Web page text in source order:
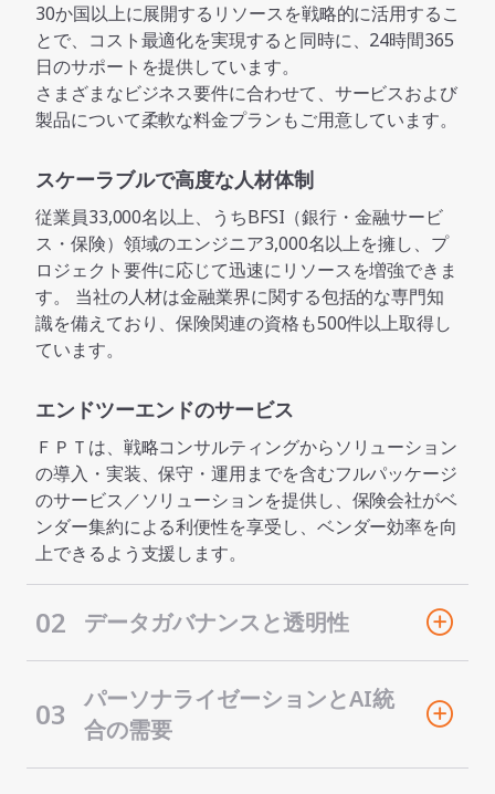
30か国以上に展開するリソースを戦略的に活用するこ
とで、コスト最適化を実現すると同時に、24時間365
日のサポートを提供しています。
さまざまなビジネス要件に合わせて、サービスおよび
製品について柔軟な料金プランもご用意しています。
スケーラブルで高度な人材体制
従業員33,000名以上、うちBFSI（銀行・金融サービ
ス・保険）領域のエンジニア3,000名以上を擁し、プ
ロジェクト要件に応じて迅速にリソースを増強できま
す。 当社の人材は金融業界に関する包括的な専門知
識を備えており、保険関連の資格も500件以上取得し
ています。
エンドツーエンドのサービス
ＦＰＴは、戦略コンサルティングからソリューション
の導入・実装、保守・運用までを含むフルパッケージ
のサービス／ソリューションを提供し、保険会社がベ
ンダー集約による利便性を享受し、ベンダー効率を向
上できるよう支援します。
02 データガバナンスと透明性
03
パーソナライゼーションとAI統
合の需要